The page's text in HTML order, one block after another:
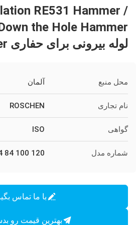
RE531 Hammer /
لوله بیرونی برای حفاری RC Hammer
محل منبع آلمان
نام تجاری ROSCHEN
گواهی ISO
شماره مدل 84 100 120
با ما تماس
بهترین قیمت رو